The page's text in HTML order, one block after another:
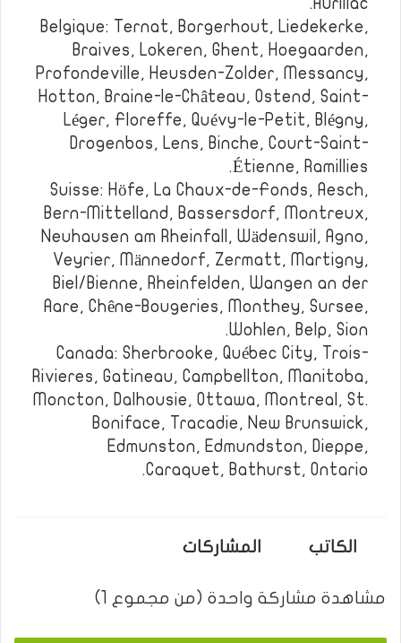
Aurillac.
Belgique: Ternat, Borgerhout, Liedekerke,
Braives, Lokeren, Ghent, Hoegaarden,
Profondeville, Heusden-Zolder, Messancy,
Hotton, Braine-le-Château, Ostend, Saint-
Léger, Floreffe, Quévy-le-Petit, Blégny,
Drogenbos, Lens, Binche, Court-Saint-
Étienne, Ramillies.
Suisse: Höfe, La Chaux-de-Fonds, Aesch,
Bern-Mittelland, Bassersdorf, Montreux,
Neuhausen am Rheinfall, Wädenswil, Agno,
Veyrier, Männedorf, Zermatt, Martigny,
Biel/Bienne, Rheinfelden, Wangen an der
Aare, Chêne-Bougeries, Monthey, Sursee,
Wohlen, Belp, Sion.
Canada: Sherbrooke, Québec City, Trois-
Rivieres, Gatineau, Campbellton, Manitoba,
Moncton, Dalhousie, Ottawa, Montreal, St.
Boniface, Tracadie, New Brunswick,
Edmunston, Edmundston, Dieppe,
Caraquet, Bathurst, Ontario.
الكاتب المشاركات
مشاهدة مشاركة واحدة (من مجموع 1)